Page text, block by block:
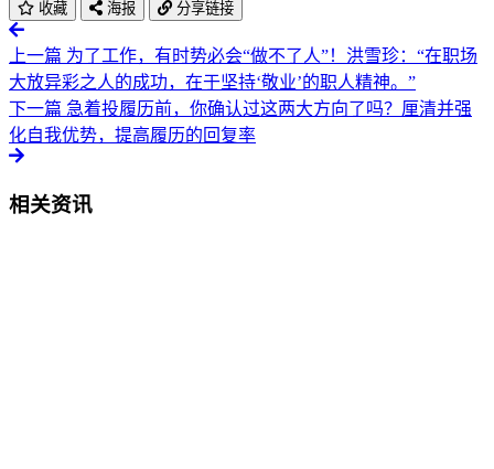
收藏 海报 分享链接
上一篇 为了工作，有时势必会“做不了人”！洪雪珍：“在职场
大放异彩之人的成功，在于坚持‘敬业’的职人精神。”
下一篇 急着投履历前，你确认过这两大方向了吗？厘清并强
化自我优势，提高履历的回复率
相关资讯